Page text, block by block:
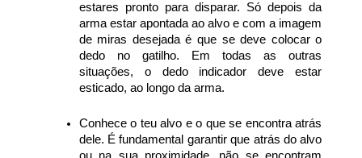
estares pronto para disparar. Só depois da
arma estar apontada ao alvo e com a imagem
de miras desejada é que se deve colocar o
dedo no gatilho. Em todas as outras
situações, o dedo indicador deve estar
esticado, ao longo da arma.
Conhece o teu alvo e o que se encontra atrás
dele. É fundamental garantir que atrás do alvo
ou na sua proximidade, não se encontram